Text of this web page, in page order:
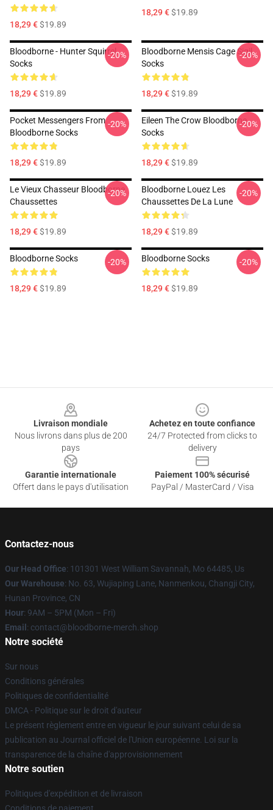
18,29 €$19.89
18,29 €$19.89
Bloodborne - Hunter Squirrel
Socks
18,29 €$19.89
-20%
Bloodborne Mensis Cage Sigil
Socks
18,29 €$19.89
-20%
Pocket Messengers From
Bloodborne Socks
18,29 €$19.89
-20%
Eileen The Crow Bloodborne
Socks
18,29 €$19.89
-20%
Le Vieux Chasseur Bloodborne
Chaussettes
18,29 €$19.89
-20%
Bloodborne Louez Les
Chaussettes De La Lune
18,29 €$19.89
-20%
Bloodborne Socks
18,29 €$19.89
-20% Bloodborne Socks
18,29 €$19.89
-20%
Livraison mondiale
Nous livrons dans plus de 200
pays
Achetez en toute confiance
24/7 Protected from clicks to
delivery
Garantie internationale
Offert dans le pays d'utilisation
Paiement 100% sécurisé
PayPal / MasterCard / Visa
Contactez-nous
Our Head Office: 101301 West William Savannah, Mo 64485, Us
Our Warehouse: No. 63, Wujiaping Lane, Nanmenkou, Changji City,
Hunan Province, CN
Hour: 9AM – 5PM (Mon – Fri)
Email : contact@bloodborne-merch.shop
Notre société
Sur nous
Conditions générales
Politiques de confidentialité
DMCA - Politique sur le droit d'auteur
Le présent règlement entre en vigueur le jour suivant celui de sa
publication au Journal officiel de l'Union européenne. Loi sur la
transparence de la chaîne d'approvisionnement
Notre soutien
Politiques d'expédition et de livraison